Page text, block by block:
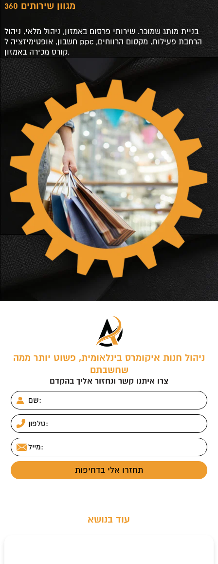
מגוון שירותים 360
בניית מותג שמוכר. שירותי פרסום באמזון, ניהול מלאי, ניהול
חשבון, אופטימיזציה ל ppc הרחבת פעילות, מקסום הרווחים,
קורס מכירה באמזון.
ניהול חנות איקומרס בינלאומית, פשוט יותר ממה
שחשבתם
צרו איתנו קשר ונחזור אליך בהקדם
עוד בנושא